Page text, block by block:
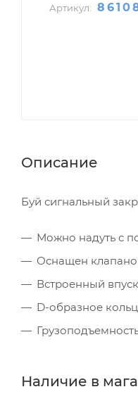
Артикул:
Описание
Буй сигнальный
Можно надуть с
Оснащен
Встроенный
D-образное
Наличие в